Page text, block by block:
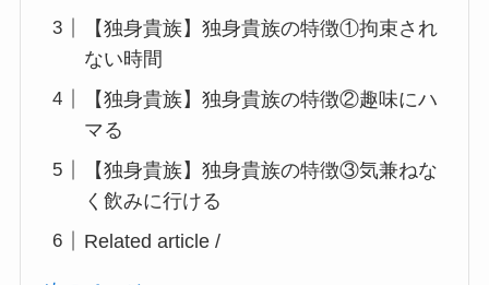
【独身貴族】独身貴族の特徴①拘束され
ない時間
【独身貴族】独身貴族の特徴②趣味にハ
マる
【独身貴族】独身貴族の特徴③気兼ねな
く飲みに行ける
Related article /